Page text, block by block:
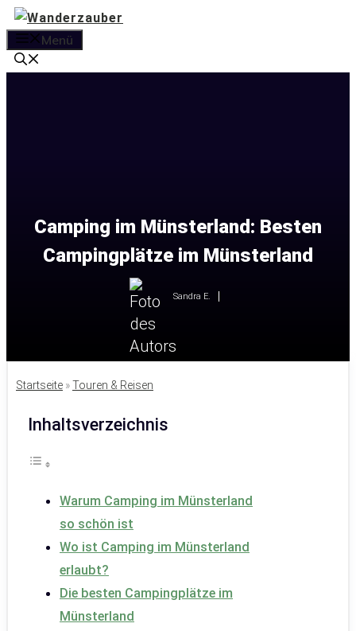
Zum
Inhalt
springen
Menü
Camping im Münsterland: Besten
Campingplätze im Münsterland
Sandra E.
Startseite »Touren & Reisen
Inhaltsverzeichnis
Warum Camping im Münsterland
so schön ist
Wo ist Camping im Münsterland
erlaubt?
Die besten Campingplätze im
Münsterland